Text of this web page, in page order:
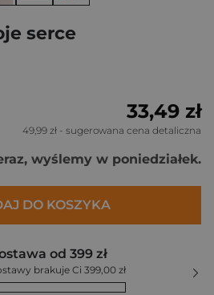
serce
33,49 zł
49,99 zł - sugerowana cena detaliczna
wyślemy w poniedziałek.
DO KOSZYKA
od 399 zł
brakuje Ci 399,00 zł